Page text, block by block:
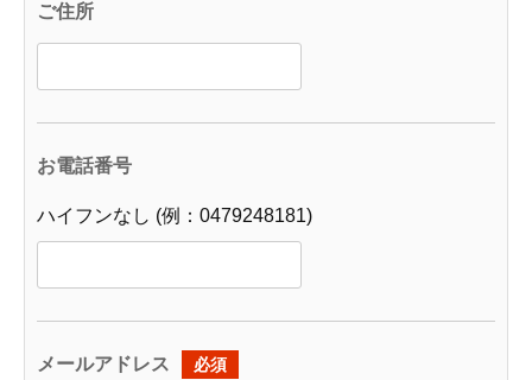
ご住所
お電話番号
ハイフンなし (例：0479248181)
メールアドレス 必須